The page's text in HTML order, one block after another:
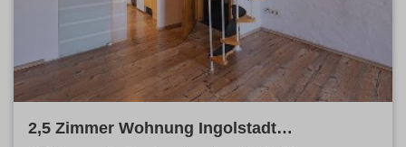
2,5 Zimmer Wohnung Ingolstadt